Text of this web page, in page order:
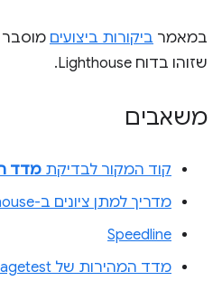
במאמר ביקורות ביצועים מוסבר
שזוהו בדוח Lighthouse.
משאבים
קוד המקור לבדיקת מדד
מדריך למתן ציונים ב-Lighthouse
Speedline
מדד המהירות של WebPagetest